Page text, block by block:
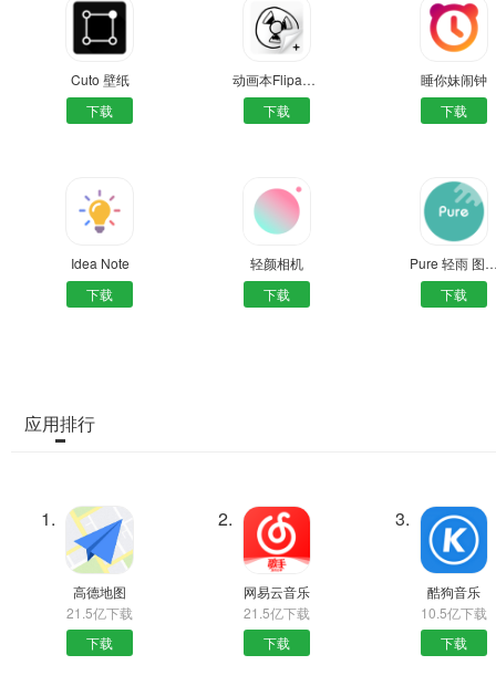
Cuto 壁纸
下载
动画本FlipaClip
下载
睡你妹闹钟
下载
Idea Note
下载
轻颜相机
下载
Pure 轻雨
下载
应用排行
1.
高德地图
21.5亿下载
下载
2.
网易云音乐
21.5亿下载
下载
3.
酷狗音乐
10.5亿下载
下载